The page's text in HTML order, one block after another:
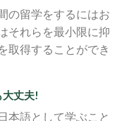
の留学をするにはお
それらを最小限に抑
取得することができ
丈夫!
本語として学ぶこと